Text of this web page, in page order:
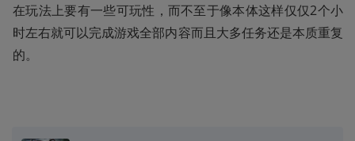
在玩法上要有一些可玩性，而不至于像本体这样仅仅2个小
时左右就可以完成游戏全部内容而且大多任务还是本质重复
的。